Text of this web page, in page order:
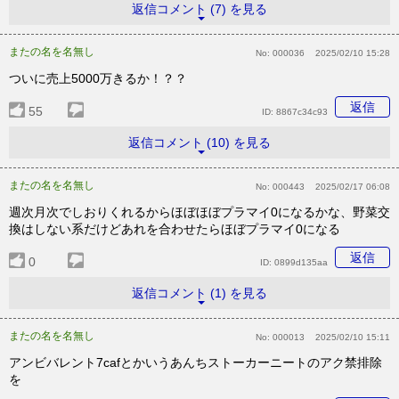
返信コメント (7) を見る
またの名を名無し No: 000036 2025/02/10 15:28
ついに売上5000万きるか！？？
55 返信
ID: 8867c34c93
返信コメント (10) を見る
またの名を名無し No: 000443 2025/02/17 06:08
週次月次でしおりくれるからほぼほぼプラマイ0になるかな、野菜交
換はしない系だけどあれを合わせたらほぼプラマイ0になる
0 返信
ID: 0899d135aa
返信コメント (1) を見る
またの名を名無し No: 000013 2025/02/10 15:11
アンビバレント7cafとかいうあんちストーカーニートのアク禁排除
を